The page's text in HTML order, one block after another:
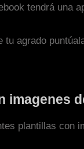
tendrá una
agrado
imagenes
plantillas con